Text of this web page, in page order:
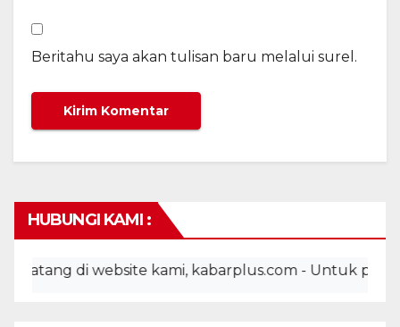
Beritahu saya akan tulisan baru melalui surel.
HUBUNGI KAMI :
di website kami, kabarplus.com - Untuk